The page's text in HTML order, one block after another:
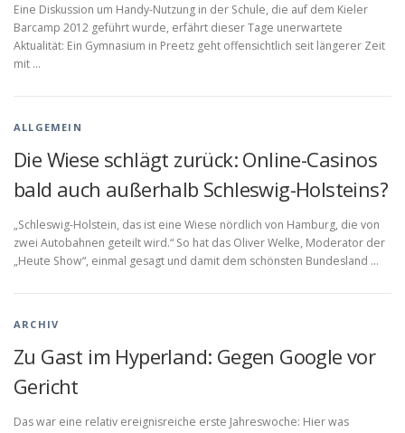
Eine Diskussion um Handy-Nutzung in der Schule, die auf dem Kieler
Barcamp 2012 geführt wurde, erfährt dieser Tage unerwartete
Aktualität: Ein Gymnasium in Preetz geht offensichtlich seit längerer Zeit
mit …
ALLGEMEIN
Die Wiese schlägt zurück: Online-Casinos
bald auch außerhalb Schleswig-Holsteins?
„Schleswig-Holstein, das ist eine Wiese nördlich von Hamburg, die von
zwei Autobahnen geteilt wird.“ So hat das Oliver Welke, Moderator der
„Heute Show“, einmal gesagt und damit dem schönsten Bundesland …
ARCHIV
Zu Gast im Hyperland: Gegen Google vor
Gericht
Das war eine relativ ereignisreiche erste Jahreswoche: Hier was